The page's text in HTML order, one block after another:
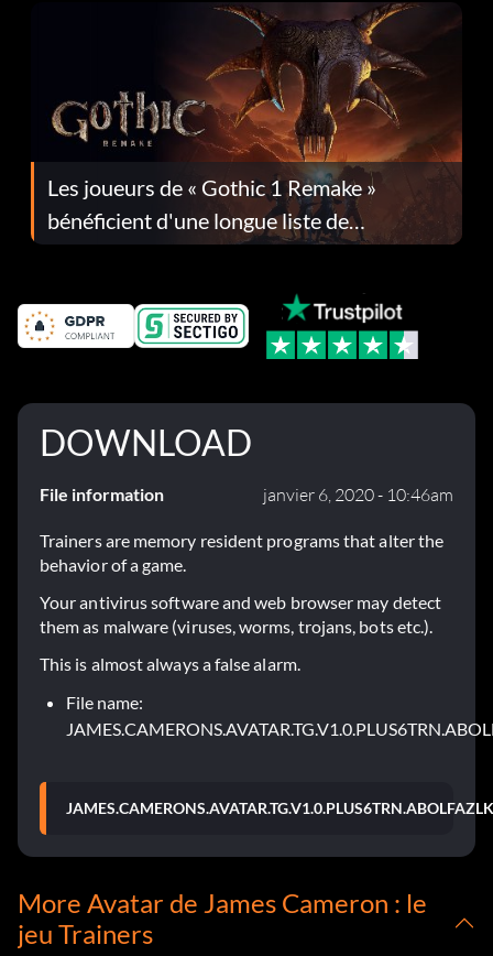
Les joueurs de « Gothic 1 Remake »
bénéficient d'une longue liste de
corrections dans la mise à jour 1.0.4
DOWNLOAD
File information janvier 6, 2020 - 10:46am
Trainers are memory resident programs that alter the
behavior of a game.
Your antivirus software and web browser may detect
them as malware (viruses, worms, trojans, bots etc.).
This is almost always a false alarm.
File name:
More Avatar de James Cameron : le
jeu Trainers